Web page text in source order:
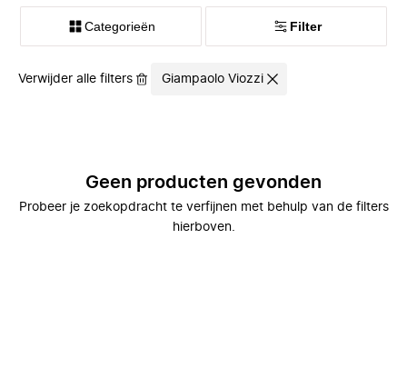
Categorieën Filter
Verwijder alle filters Giampaolo Viozzi
Geen producten gevonden
Probeer je zoekopdracht te verfijnen met behulp van de filters
hierboven.